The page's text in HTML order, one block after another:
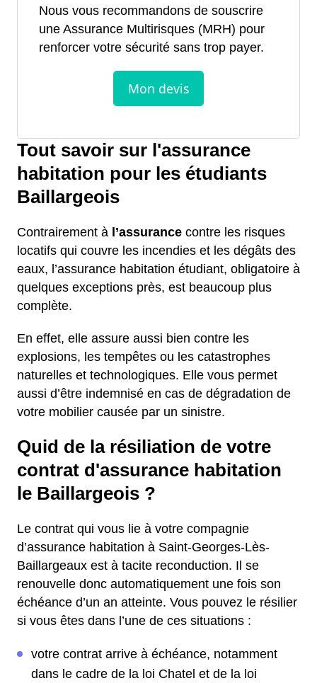
Nous vous recommandons de souscrire
une Assurance Multirisques (MRH) pour
renforcer votre sécurité sans trop payer.
Tout savoir sur l'assurance
habitation pour les étudiants
Baillargeois
Contrairement à l’assurance contre les risques
locatifs qui couvre les incendies et les dégâts des
eaux, l’assurance habitation étudiant, obligatoire à
quelques exceptions près, est beaucoup plus
complète.
En effet, elle assure aussi bien contre les
explosions, les tempêtes ou les catastrophes
naturelles et technologiques. Elle vous permet
aussi d’être indemnisé en cas de dégradation de
votre mobilier causée par un sinistre.
Quid de la résiliation de votre
contrat d'assurance habitation
le Baillargeois ?
Le contrat qui vous lie à votre compagnie
d’assurance habitation à Saint-Georges-Lès-
Baillargeaux est à tacite reconduction. Il se
renouvelle donc automatiquement une fois son
échéance d’un an atteinte. Vous pouvez le résilier
si vous êtes dans l’une de ces situations :
votre contrat arrive à échéance, notamment
dans le cadre de la loi Chatel et de la loi